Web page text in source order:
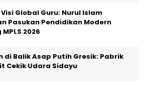
Global Guru: Nurul Islam
Pasukan Pendidikan Modern
2026
di Balik Asap Putih Gresik: Pabrik
Cekik Udara Sidayu